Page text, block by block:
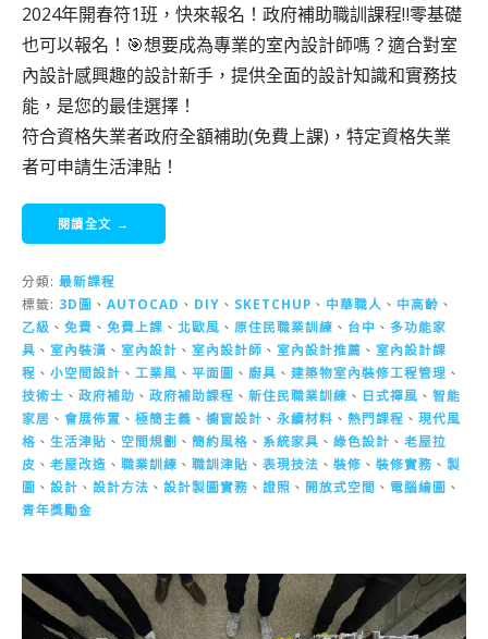
2024年開春符1班，快來報名！政府補助職訓課程‼️零基礎
也可以報名！🎯想要成為專業的室內設計師嗎？適合對室
內設計感興趣的設計新手，提供全面的設計知識和實務技
能，是您的最佳選擇！
符合資格失業者政府全額補助(免費上課)，特定資格失業
者可申請生活津貼！
閱讀全文 →
分類: 最新課程
標籤: 3D圖 、 AUTOCAD 、 DIY 、 SKETCHUP 、 中華職人 、 中高齡 、
乙級 、 免費 、 免費上課 、 北歐風 、 原住民職業訓練 、 台中 、 多功能家
具 、 室內裝潢 、 室內設計 、 室內設計師 、 室內設計推薦 、 室內設計課
程 、 小空間設計 、 工業風 、 平面圖 、 廚具 、 建築物室內裝修工程管理 、
技術士 、 政府補助 、 政府補助課程 、 新住民職業訓練 、 日式禪風 、 智能
家居 、 會展佈置 、 極簡主義 、 櫥窗設計 、 永續材料 、 熱門課程 、 現代風
格 、 生活津貼 、 空間規劃 、 簡約風格 、 系統家具 、 綠色設計 、 老屋拉
皮 、 老屋改造 、 職業訓練 、 職訓津貼 、 表現技法 、 裝修 、 裝修實務 、 製
圖 、 設計 、 設計方法 、 設計製圖實務 、 證照 、 開放式空間 、 電腦繪圖 、
青年獎勵金